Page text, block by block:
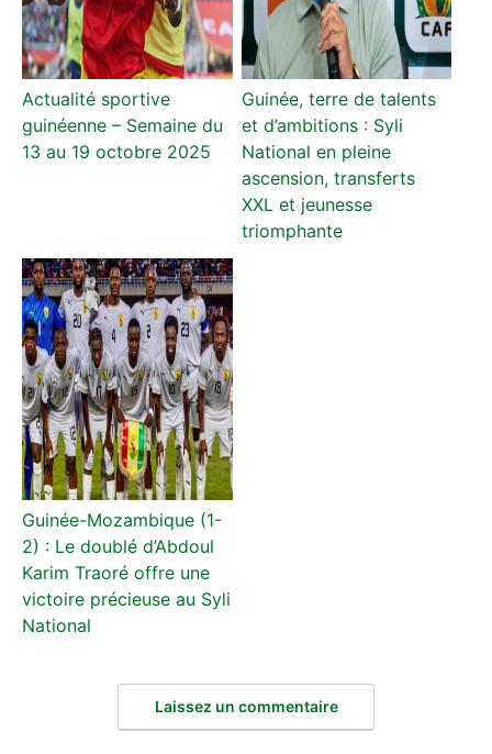
Actualité sportive
guinéenne – Semaine du
13 au 19 octobre 2025
Guinée, terre de talents
et d’ambitions : Syli
National en pleine
ascension, transferts
XXL et jeunesse
triomphante
Guinée-Mozambique (1-
2) : Le doublé d’Abdoul
Karim Traoré offre une
victoire précieuse au Syli
National
Laissez un commentaire